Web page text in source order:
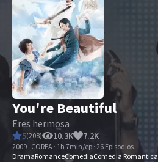
You're Beautiful
Eres hermosa
5(208) 10.3K 7.2K
2009 · COREA · 1h 7min/ep · 26 Episodios
DramaRomanceComediaComedia Romantica